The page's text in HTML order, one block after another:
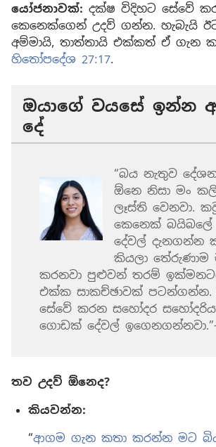
යෝජනාවක්: දක්ෂ විදිහට සේවේ
කෙනෙක්ගෙන් උදව් ගන්න. හැබැයි
අම්මායි, තාත්තායි එක්කත් ඒ ගැන
හිතෝපදේශ 27:17.
ඔයාගේ වයසේ ඉන්න
දේ
“බය නැතුව
ඕනෙ නිසා මං
ලෑස්ති වෙනවා.
කෙනෙක්
දේවල් දැනගන්න
කියලා තේරුණාම
කරනවා පුළුවන් තරම්
එක්ක සාකච්ඡාවක් පටන්ගන්න.
සේවේ කරන සහෝදර
ගොඩක් දේවල්
තව උදව් ඕනෙද?
කියවන්න:
“ආගම ගැන කතා කරන්න මට